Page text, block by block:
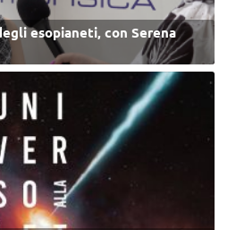
esopianeti, con Serena